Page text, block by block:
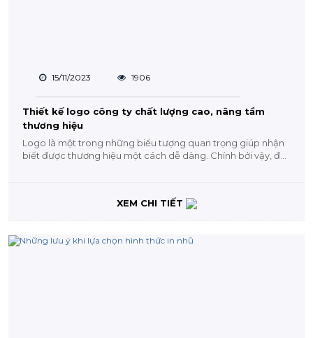
15/11/2023 1906
Thiết kế logo công ty chất lượng cao, nâng tầm
thương hiệu
Logo là một trong những biểu tượng quan trọng giúp nhận
biết được thương hiệu một cách dễ dàng. Chính bởi vậy, đối
XEM CHI TIẾT